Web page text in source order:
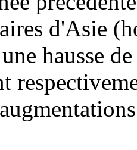
d'Asie
hausse